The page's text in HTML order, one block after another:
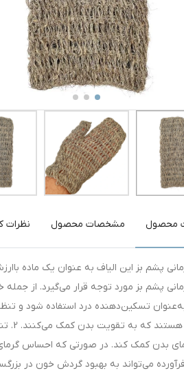
محصول مشخصات محصول نظرات
پشم بز این الیاف به عنوان یک ماده
تسکین‌دهنده درد استفاده شود و
بدن کمک کند. در صورتی که احساس گرمای
می‌تواند به بهبود گردش خون در